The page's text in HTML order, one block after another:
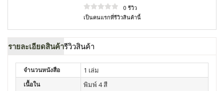
0 รีวิว
เป็นคนแรกที่รีวิวสินค้านี้
รายละเอียดสินค้ารีวิวสินค้า
จำนวนหนังสือ 1 เล่ม
เนื้อใน พิมพ์ 4 สี